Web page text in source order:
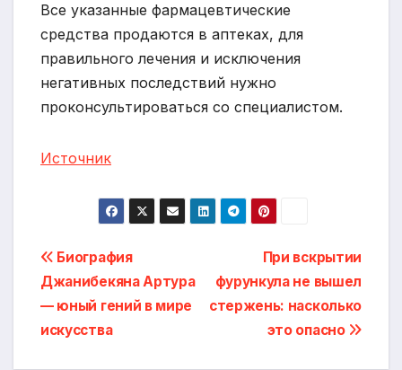
Все указанные фармацевтические
средства продаются в аптеках, для
правильного лечения и исключения
негативных последствий нужно
проконсультироваться со специалистом.
Источник
Навигация
по
записям
При вскрытии
фурункула не вышел
стержень: насколько
это опасно
Биография
Джанибекяна Артура
— юный гений в мире
искусства